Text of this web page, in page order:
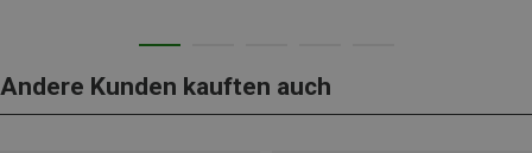
Andere Kunden kauften auch